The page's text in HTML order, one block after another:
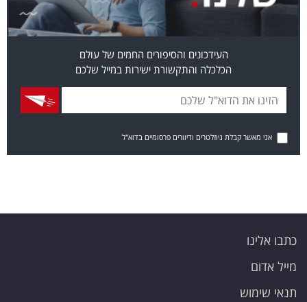
העידכונים והסיפורים החמים של עולם
הכלכלה והתקשורת ישירות במייל שלכם
אני מאשר קבלת ניוזלטרים ודיוורים פרסומיים בדוא"ל
כתבו אלינו
מייל אדום
תנאי שימוש